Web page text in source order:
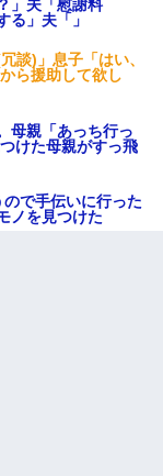
」夫「慰謝料
る」夫「」
談)」息子「はい、
ら援助して欲し
母親「あっち行っ
けた母親がすっ飛
ので手伝いに行った
ノを見つけた